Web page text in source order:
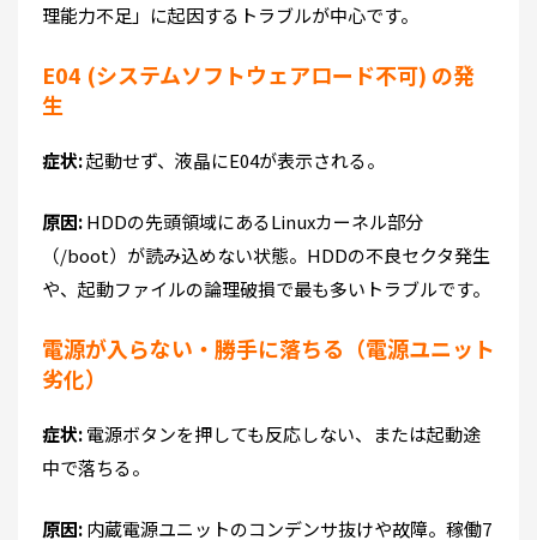
理能力不足」 に起因するトラブルが中心です。
E04 (システムソフトウェアロード不可) の発
生
症状:起動せず、液晶にE04が表示される。
原因:HDDの先頭領域にあるLinuxカーネル部分
（/boot）が読み込めない状態。HDDの不良セクタ発生
や、起動ファイルの論理破損で最も多いトラブルです。
電源が入らない・勝手に落ちる（電源ユニット
劣化）
症状:電源ボタンを押しても反応しない、または起動途
中で落ちる。
原因:内蔵電源ユニットのコンデンサ抜けや故障。稼働7